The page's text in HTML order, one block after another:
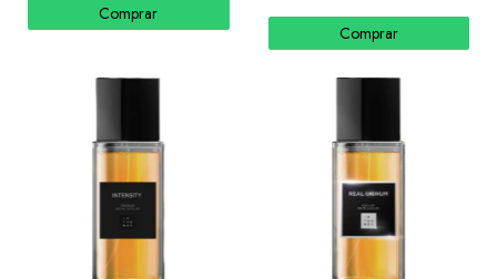
Comprar
Comprar